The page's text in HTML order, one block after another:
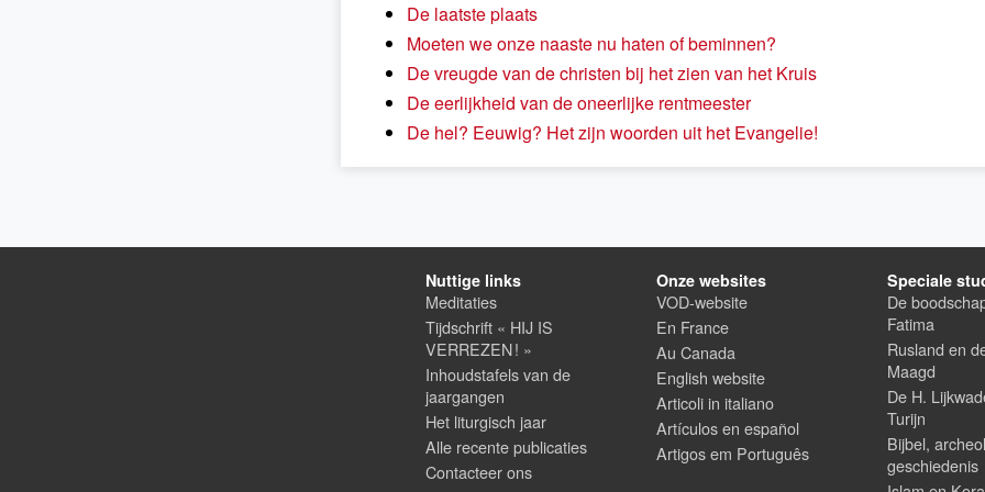
De laatste plaats
Moeten we onze naaste nu haten of beminnen?
De vreugde van de christen bij het zien van het Kruis
De eerlijkheid van de oneerlijke rentmeester
De hel? Eeuwig? Het zijn woorden uit het Evangelie!
Nuttige links
Meditaties
Tijdschrift « HIJ IS
VERREZEN ! »
Inhoudstafels van de
jaargangen
Het liturgisch jaar
Alle recente publicaties
Contacteer ons
Onze websites
VOD-website
En France
Au Canada
English website
Articoli in italiano
Artículos en español
Artigos em Português
Speciale
De
Fatima
Rusland en
Maagd
De H.
Turijn
Bijbel,
geschiedenis